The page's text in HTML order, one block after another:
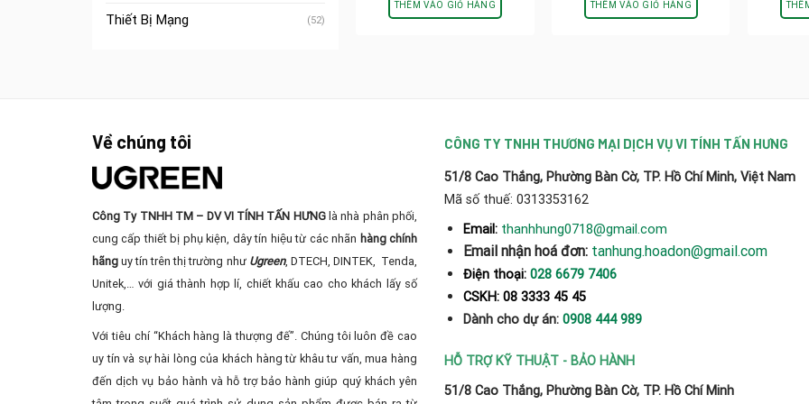
Thiết Bị Mạng (52)
là:
60.000₫.là:
THÊM VÀO GIỎ HÀNG
là:
60.000₫.là:
THÊM VÀO GIỎ HÀNG
Về chúng tôi
Công Ty TNHH TM – DV VI TÍNH TẤN HƯNGlà nhà phân phối,
cung cấp thiết bị phụ kiện, dây tín hiệu từ các nhãn hàng chính
hãng uy tín trên thị trường như Ugreen, DTECH, DINTEK, Tenda,
Unitek,… với giá thành hợp lí, chiết khấu cao cho khách lấy số
lượng.
Với tiêu chí “Khách hàng là thượng đế”. Chúng tôi luôn đề cao
uy tín và sự hài lòng của khách hàng từ khâu tư vấn, mua hàng
đến dịch vụ bảo hành và hỗ trợ bảo hành giúp quý khách yên
CÔNG TY TNHH THƯƠNG MẠI DỊCH VỤ VI TÍNH TẤN HƯNG
51/8 Cao Thắng, Phường Bàn Cờ, TP. Hồ Chí Minh, Việt Nam
Mã số thuế: 0313353162
Email: thanhhung0718@gmail.com
Email nhận hoá đơn: tanhung.hoadon@gmail.com
Điện thoại: 028 6679 7406
CSKH: 08 3333 45 45
Dành cho dự án: 0908 444 989
HỖ TRỢ KỸ THUẬT - BẢO HÀNH
51/8 Cao Thắng, Phường Bàn Cờ, TP. Hồ Chí Minh